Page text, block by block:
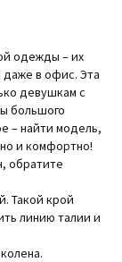
одежды – их
даже в офис. Эта
девушкам с
большого
– найти модель,
и комфортно!
обратите
Такой крой
линию талии и